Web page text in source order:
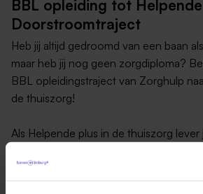
BBL opleiding tot
Doorstroomtraject
Heb jij altijd gedroomd van een baan
maar heb jij nog geen zorgdiploma?
BBL opleidingstraject van Zorghulp
de thuiszorg!
Als Helpende plus in de thuiszorg lever
bijdrage aan het stimuleren van de
eigen regie van de cliënt. Je helpt
dagelijkse handelingen, denk hierbij